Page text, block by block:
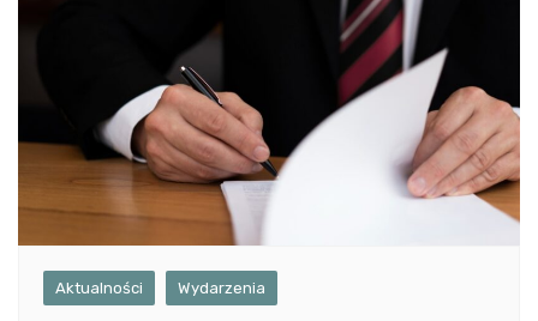
Aktualności Wydarzenia